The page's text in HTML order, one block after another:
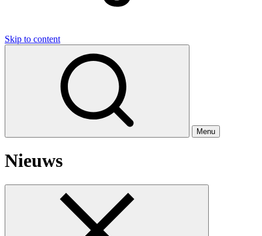
Skip to content
Menu
Nieuws